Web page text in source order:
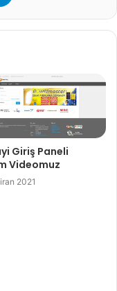
Giriş Paneli
Videomuz
2021